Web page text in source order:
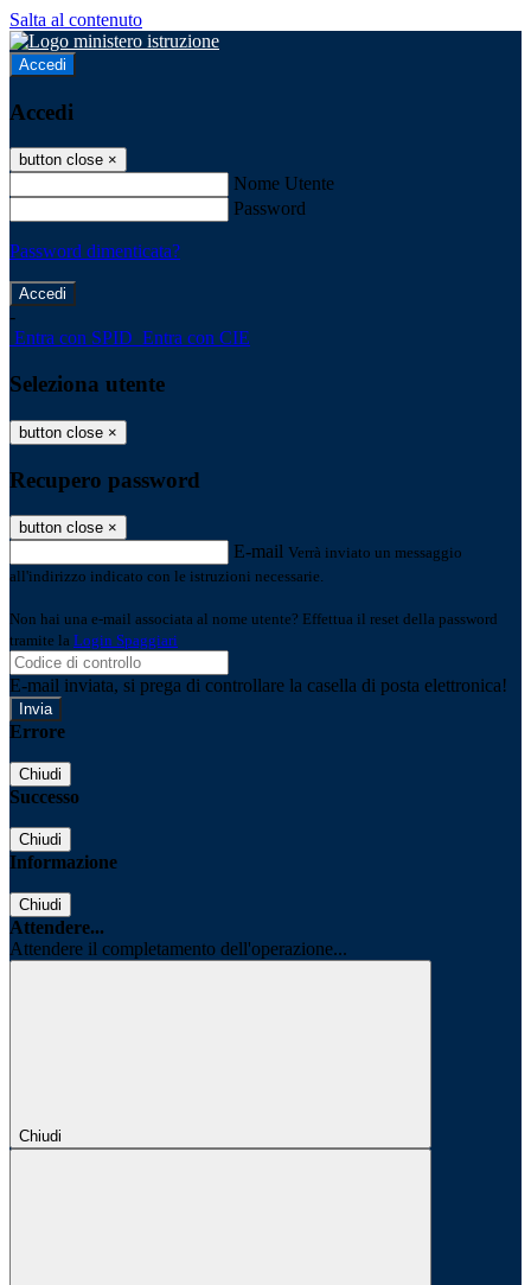
Salta al contenuto
Accedi
Accedi
button close ×
Nome Utente
Password
Password dimenticata?
-
Entra con SPID Entra con CIE
Seleziona utente
button close ×
Recupero password
button close ×
E-mail Verrà inviato un messaggio
all'indirizzo indicato con le istruzioni necessarie.
Non hai una e-mail associata al nome utente? Effettua il reset della password
tramite la Login Spaggiari
E-mail inviata, si prega di controllare la casella di posta elettronica!
Errore
Chiudi
Successo
Chiudi
Informazione
Chiudi
Attendere...
Attendere il completamento dell'operazione...
Chiudi